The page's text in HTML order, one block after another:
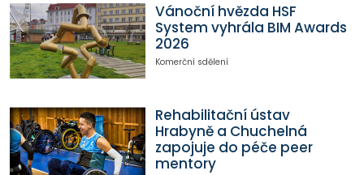
Vánoční hvězda HSF
System vyhrála BIM Awards
2026
Komerční sdělení
Rehabilitační ústav
Hrabyně a Chuchelná
zapojuje do péče peer
mentory